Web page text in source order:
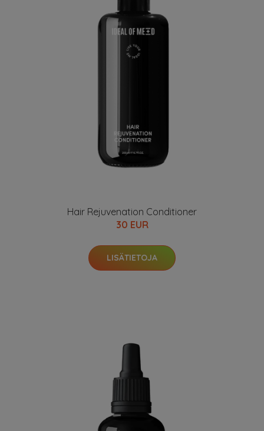
Hair Rejuvenation Conditioner
30 EUR
LISÄTIETOJA